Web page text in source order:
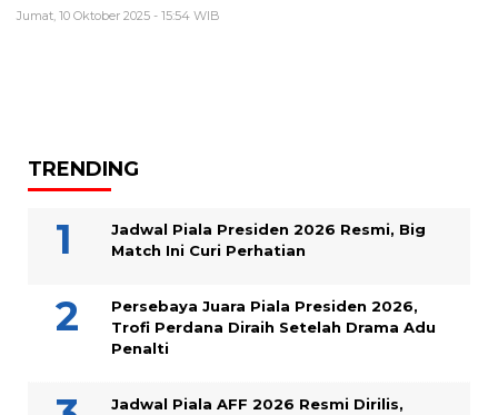
Jumat, 10 Oktober 2025 - 15:54 WIB
TRENDING
Jadwal Piala Presiden 2026 Resmi, Big
Match Ini Curi Perhatian
Persebaya Juara Piala Presiden 2026,
Trofi Perdana Diraih Setelah Drama Adu
Penalti
Jadwal Piala AFF 2026 Resmi Dirilis,